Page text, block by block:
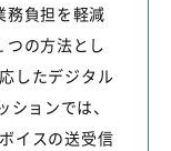
務負担を軽減
つの方法とし
したデジタル
ョンでは、
イスの送受信